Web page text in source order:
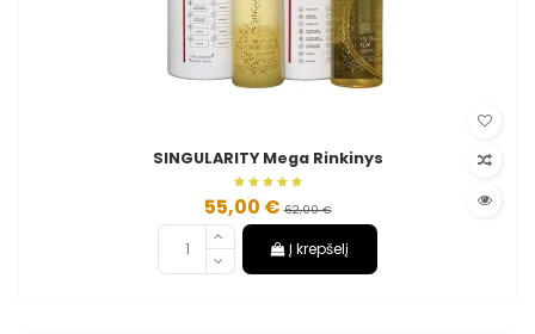
SINGULARITY Mega Rinkinys
55,00 €62,00 €
Į krepšelį